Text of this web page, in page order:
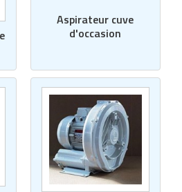
Aspirateur cuve
d'occasion